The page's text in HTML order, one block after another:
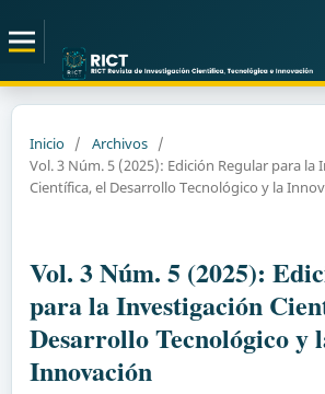
Inicio / Archivos /
Vol. 3 Núm. 5 (2025): Edición Regular para la
Científica, el Desarrollo Tecnológico y la
Vol. 3 Núm. 5 (2025):
para la Investigación
Desarrollo Tecnológico y
Innovación